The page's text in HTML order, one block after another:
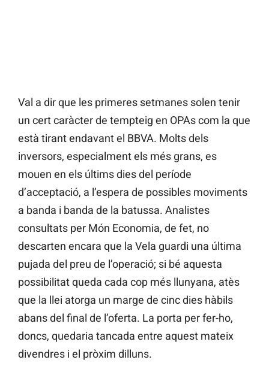
Val a dir que les primeres setmanes solen tenir
un cert caràcter de tempteig en OPAs com la que
està tirant endavant el BBVA. Molts dels
inversors, especialment els més grans, es
mouen en els últims dies del període
d’acceptació, a l’espera de possibles moviments
a banda i banda de la batussa. Analistes
consultats per Món Economia, de fet, no
descarten encara que la Vela guardi una última
pujada del preu de l’operació; si bé aquesta
possibilitat queda cada cop més llunyana, atès
que la llei atorga un marge de cinc dies hàbils
abans del final de l’oferta. La porta per fer-ho,
doncs, quedaria tancada entre aquest mateix
divendres i el pròxim dilluns.